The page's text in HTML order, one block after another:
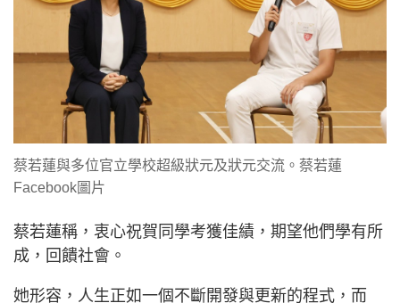
蔡若蓮與多位官立學校超級狀元及狀元交流。蔡若蓮
Facebook圖片
蔡若蓮稱，衷心祝賀同學考獲佳績，期望他們學有所
成，回饋社會。
她形容，人生正如一個不斷開發與更新的程式，而